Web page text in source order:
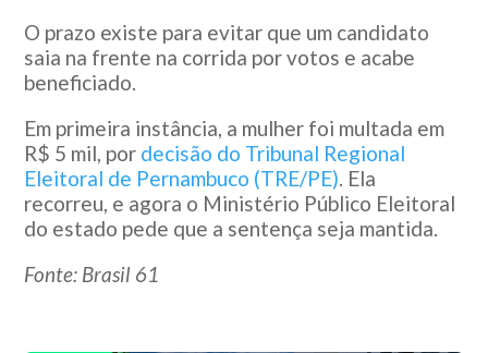
O prazo existe para evitar que um candidato
saia na frente na corrida por votos e acabe
beneficiado.
Em primeira instância, a mulher foi multada em
R$ 5 mil, por decisão do Tribunal Regional
Eleitoral de Pernambuco (TRE/PE) . Ela
recorreu, e agora o Ministério Público Eleitoral
do estado pede que a sentença seja mantida.
Fonte: Brasil 61